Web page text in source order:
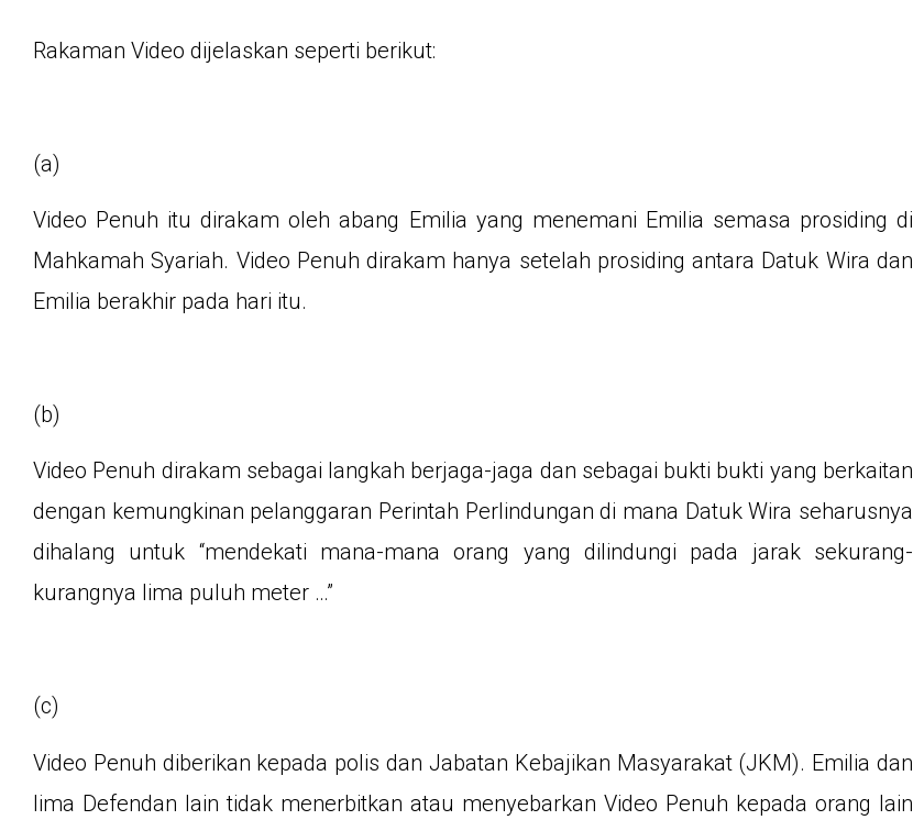
Rakaman Video dijelaskan seperti berikut:
(a)
Video Penuh itu dirakam oleh abang Emilia yang menemani Emilia semasa prosiding di
Mahkamah Syariah. Video Penuh dirakam hanya setelah prosiding antara Datuk Wira dan
Emilia berakhir pada hari itu.
(b)
Video Penuh dirakam sebagai langkah berjaga-jaga dan sebagai bukti bukti yang berkaitan
dengan kemungkinan pelanggaran Perintah Perlindungan di mana Datuk Wira seharusnya
dihalang untuk “mendekati mana-mana orang yang dilindungi pada jarak sekurang-
kurangnya lima puluh meter …”
(c)
Video Penuh diberikan kepada polis dan Jabatan Kebajikan Masyarakat (JKM). Emilia dan
lima Defendan lain tidak menerbitkan atau menyebarkan Video Penuh kepada orang lain